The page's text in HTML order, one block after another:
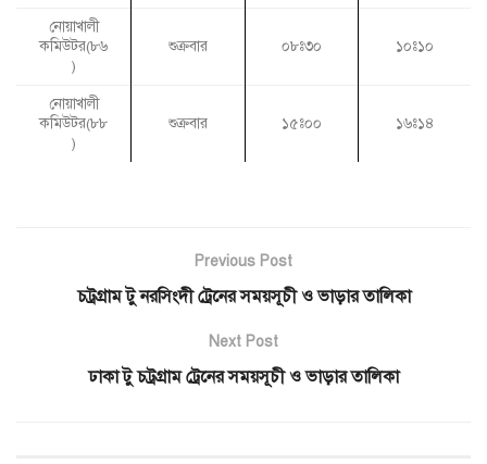
নোয়াখালী
কমিউটর(৮৬
)
শুক্রবার ০৮ঃ৩০ ১০ঃ১০
নোয়াখালী
কমিউটর(৮৮
)
শুক্রবার ১৫ঃ০০ ১৬ঃ১৪
Previous Post
চট্রগ্রাম টু নরসিংদী ট্রেনের সময়সূচী ও ভাড়ার তালিকা
Next Post
ঢাকা টু চট্রগ্রাম ট্রেনের সময়সূচী ও ভাড়ার তালিকা